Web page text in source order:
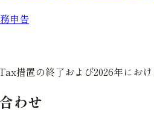
申告
措置の終了および2026年にお
わせ